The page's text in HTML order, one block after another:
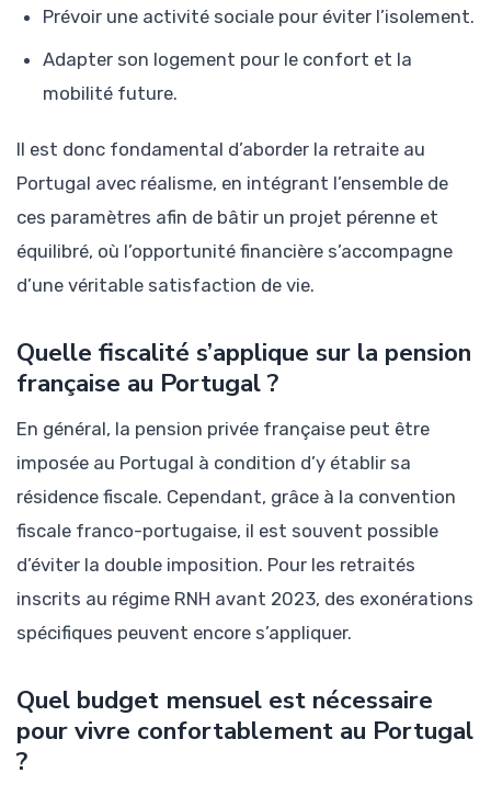
Prévoir une activité sociale pour éviter l’isolement.
Adapter son logement pour le confort et la
mobilité future.
Il est donc fondamental d’aborder la retraite au
Portugal avec réalisme, en intégrant l’ensemble de
ces paramètres afin de bâtir un projet pérenne et
équilibré, où l’opportunité financière s’accompagne
d’une véritable satisfaction de vie.
Quelle fiscalité s’applique sur la pension
française au Portugal ?
En général, la pension privée française peut être
imposée au Portugal à condition d’y établir sa
résidence fiscale. Cependant, grâce à la convention
fiscale franco-portugaise, il est souvent possible
d’éviter la double imposition. Pour les retraités
inscrits au régime RNH avant 2023, des exonérations
spécifiques peuvent encore s’appliquer.
Quel budget mensuel est nécessaire
pour vivre confortablement au Portugal
?